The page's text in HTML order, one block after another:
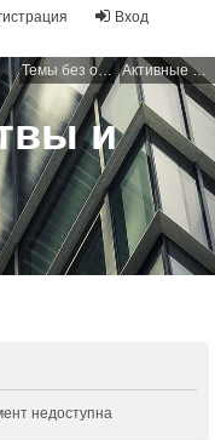
Вход
Темы без ответов Активные темы
и
недоступна